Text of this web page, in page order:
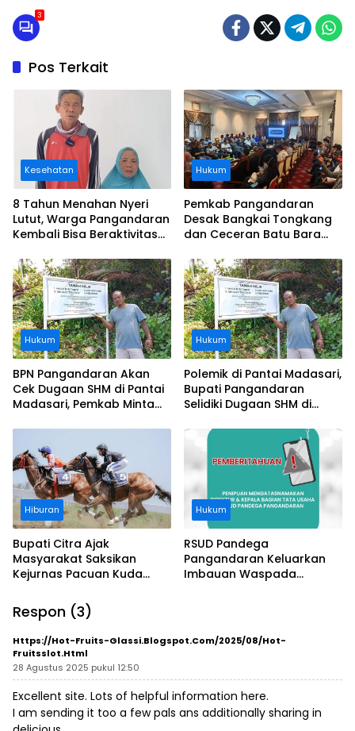
3
Pos Terkait
Kesehatan
8 Tahun Menahan Nyeri
Lutut, Warga Pangandaran
Kembali Bisa Beraktivitas
Ditanggung BPJS
Hukum
Pemkab Pangandaran
Desak Bangkai Tongkang
dan Ceceran Batu Bara
Buruknya Koordinasi
Perusahaan
Hukum
BPN Pangandaran Akan
Cek Dugaan SHM di Pantai
Madasari, Pemkab Minta
Hukum
Polemik di Pantai Madasari,
Bupati Pangandaran
Selidiki Dugaan SHM di
Pantai
Hiburan
Bupati Citra Ajak
Masyarakat Saksikan
Kejurnas Pacuan Kuda
Legokjawa
Hukum
RSUD Pandega
Pangandaran Keluarkan
Imbauan Waspada
Respon (3)
Https://hot-Fruits-Glassi.blogspot.com/2025/08/hot-
Fruitsslot.html
28 Agustus 2025 pukul 12:50
Excellent site. Lots of helpful information here.
I am sending it too a few pals ans additionally sharing in